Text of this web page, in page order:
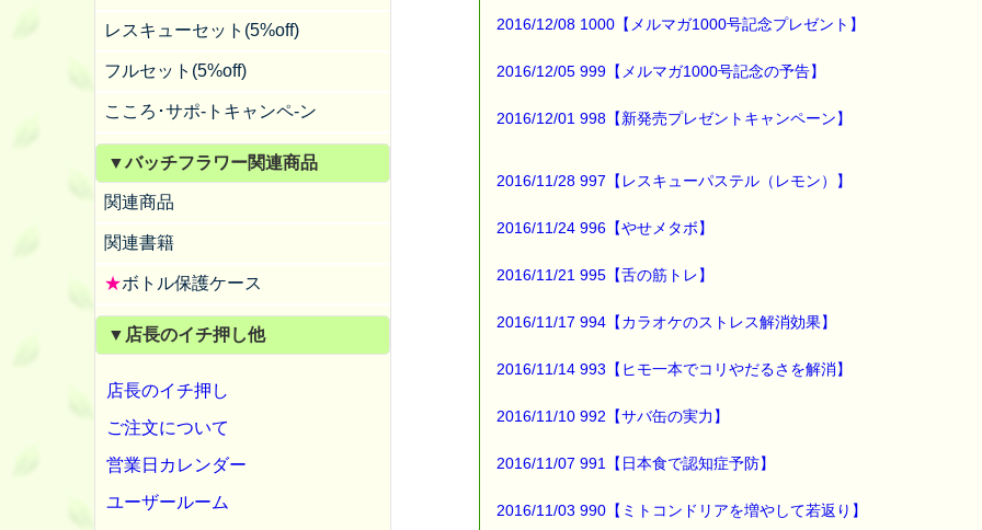
レスキューセット(5%off)
フルセット(5%off)
こころ･サポ-トキャンペ-ン
▼バッチフラワー関連商品
関連商品
関連書籍
★ボトル保護ケース
▼店長のイチ押し他
店長のイチ押し
ご注文について
営業日カレンダー
ユーザールーム
調査によると
ウォーキングなどの
ガン発症のリスクが低下
1日30分のウォーキングを
毎日30分歩くのが
難しい場合には、
10分のウォーキングを
気軽な運動ですが、
続けるのは
わりと難しい
2016/12/08 1000【メルマガ1000号記念プレゼント】
2016/12/05 999【メルマガ1000号記念の予告】
2016/12/01 998【新発売プレゼントキャンペーン】
2016/11/28 997【レスキューパステル（レモン）】
2016/11/24 996【やせメタボ】
2016/11/21 995【舌の筋トレ】
2016/11/17 994【カラオケのストレス解消効果】
2016/11/14 993【ヒモ一本でコリやだるさを解消】
2016/11/10 992【サバ缶の実力】
2016/11/07 991【日本食で認知症予防】
2016/11/03 990【ミトコンドリアを増やして若返り】